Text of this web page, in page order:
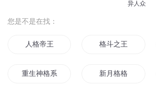
异人众
您是不是在找：
人格帝王 格斗之王
重生神格系统 新月格格